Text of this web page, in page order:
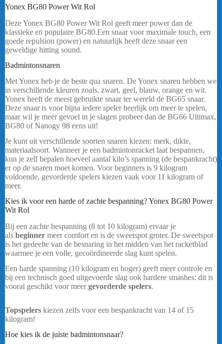
Yonex BG80 Power Wit Rol
Deze Yonex BG80 Power Wit Rol geeft meer power dan de
klassieke en populaire BG80.Een snaar voor maximale touch, een
goede repulsion (power) en natuurlijk heeft deze snaar een
geweldige hitting sound.
Badmintonsnaren
Met Yonex heb je de beste qua snaren. De Yonex snaren hebben we
in verschillende kleuren zoals, zwart, geel, blauw, orange en wit.
Yonex heeft de meest gebruikte snaar ter wereld de BG65 snaar.
Deze snaar is voor bijna iedere speler heerlijk om meer te spelen,
maar wil je meer gevoel in je slagen probeer dan de BG66 Ultimax,
BG80 of Nanogy 98 eens uit!
Je kunt uit verschillende soorten snaren kiezen: merk, dikte,
materiaalsoort. Wanneer je een badmintonracket laat bespannen,
kun je zelf bepalen hoeveel aantal kilo’s spanning (de bespankracht)
er op de snaren moet komen. Voor beginners is 9 kilogram
voldoende, gevorderde spelers kiezen vaak voor 11 kilogram of
meer.
Kies ik voor een harde of zachte bespanning? Yonex BG80 Power
Wit Rol
Bij een zachte bespanning (8 tot 10 kilogram) ervaar je
als beginner meer comfort en is de sweetspot groter. De sweetspot
is het gedeelte van de besnaring in het midden van het racketblad
waarmee je een volle, gecoördineerde slag kunt spelen.
Een harde spanning (10 kilogram en hoger) geeft meer controle en
bij een technisch goed uitgevoerde slag ook hardere smashes: dit is
vooral geschikt voor meergevorderde spelers.
Topspelers kiezen zelfs voor een bespankracht van 14 of 15
kilogram!
Hoe kies ik de juiste badmintonsnaar?